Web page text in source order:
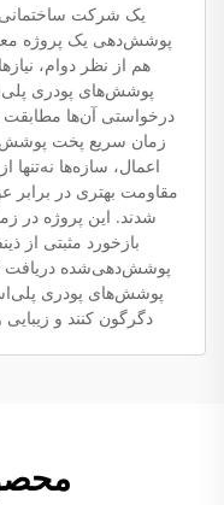
یک شرکت ساختمانی
پوشش‌دهی یک پروژه
هم از نظر دوام،
پوشش‌های پودری
درخواستی آن‌ها
زمان سریع پخت
اعمال، سازه‌ها نه‌تنها
مقاومت بهتری در برابر
شدند. این پروژه در
بازخورد مثبتی از
پوشش‌دهی‌شده دریافت
پوشش‌های پودری
دگرگون کنند و